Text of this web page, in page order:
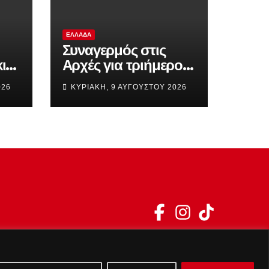
ΕΛΛΆΔΑ
Συναγερμός στις
Αρχές για τριήμερο
«φωτιά» –
Επικίνδυνο
«κοκτέιλ» βοριάδων
ΚΥΡΙΑΚΉ, 9 ΑΥΓΟΎΣΤΟΥ 2026